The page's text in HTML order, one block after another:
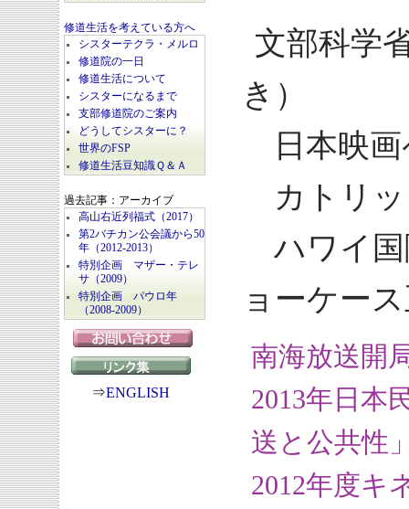
修道生活を考えている方へ
シスターテクラ・メルロ
修道院の一日
修道生活について
シスターになるまで
支部修道院のご案内
どうしてシスターに？
世界のFSP
修道生活豆知識Ｑ＆Ａ
過去記事：アーカイブ
高山右近列福式（2017）
第2バチカン公会議から50
年（2012-2013）
特別企画 マザー・テレ
サ（2009）
特別企画 パウロ年
（2008-2009）
⇒ENGLISH
文部科学
き）
日本映画
カトリッ
ハワイ国
ョーケー
南海放送開
2013年日本
送と公共性
2012年度キ